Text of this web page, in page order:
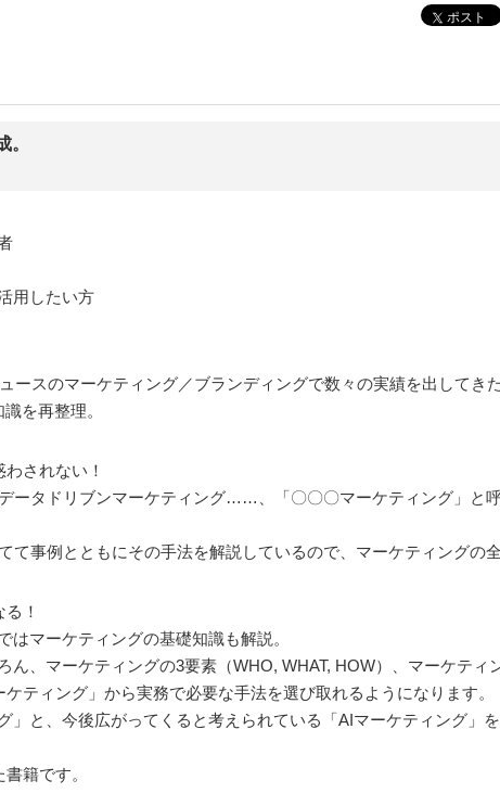
ポスト
。
用したい方
ースのマーケティング／ブランディングで数々の実績を出してき
を再整理。
されない！
ータドリブンマーケティング……、「〇〇〇マーケティング」と
て事例とともにその手法を解説しているので、マーケティングの
！
マーケティングの基礎知識も解説。
ん、マーケティングの3要素（WHO, WHAT, HOW）、マーケティ
ティング」から実務で必要な手法を選び取れるようになります。
」と、今後広がってくると考えられている「AIマーケティング」
籍です。